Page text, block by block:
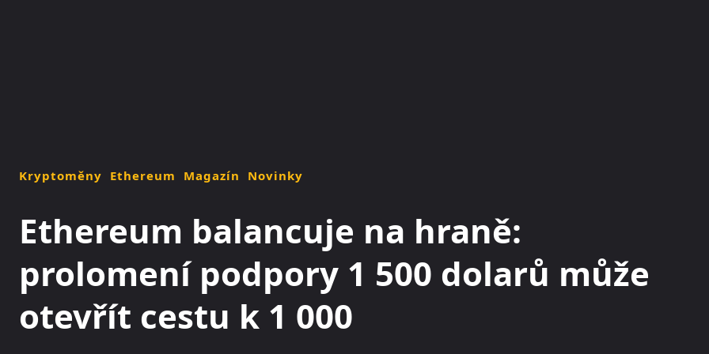
Kryptoměny Ethereum Magazín Novinky
Ethereum balancuje na hraně:
prolomení podpory 1 500 dolarů může
otevřít cestu k 1 000